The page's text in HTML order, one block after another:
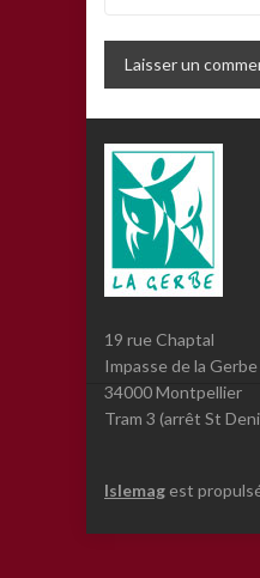
19 rue Chaptal
Impasse de la Gerbe
34000 Montpellier
Tram 3 (arrêt St
Islemag est